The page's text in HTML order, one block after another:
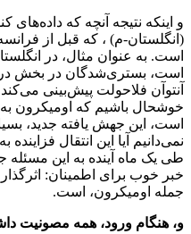
و اینکه نتیجه آنچه که
(انگلستان-م) ، که قبل از
است. به عنوان مثال، در
است، بستری‌شدگان در بخش
آنتوآن فلاحولت پیش‌بینی
خوشحال باشیم که اومیکرون
است، این جهش یافته جدید،
نمی‌دانیم آیا این انتقال فزاینده
طی یک ماه آینده به این مسئله
خبر خوب برای اطمینان:
جمله اومیکرون، است.
و، هنگام ورود، همه مصونیت